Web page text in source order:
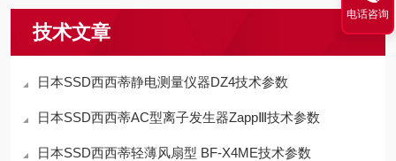
技术文章
日本SSD西西蒂静电测量仪器DZ4技术参数
日本SSD西西蒂AC型离子发生器ZappⅢ技术参数
日本SSD西西蒂轻薄风扇型 BF-X4ME技术参数
电话咨询